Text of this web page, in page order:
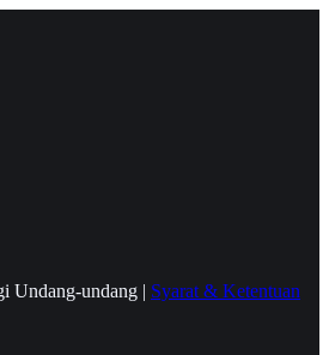
Undang-undang | Syarat & Ketentuan